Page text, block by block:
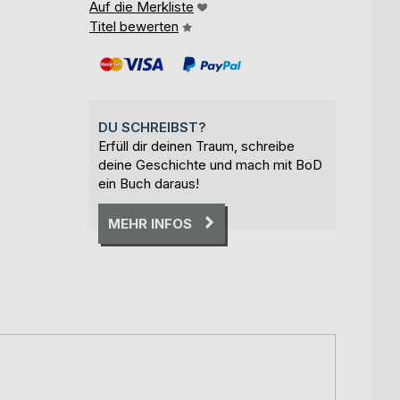
Auf die Merkliste
Titel bewerten
DU SCHREIBST?
Erfüll dir deinen Traum, schreibe
deine Geschichte und mach mit BoD
ein Buch daraus!
MEHR INFOS